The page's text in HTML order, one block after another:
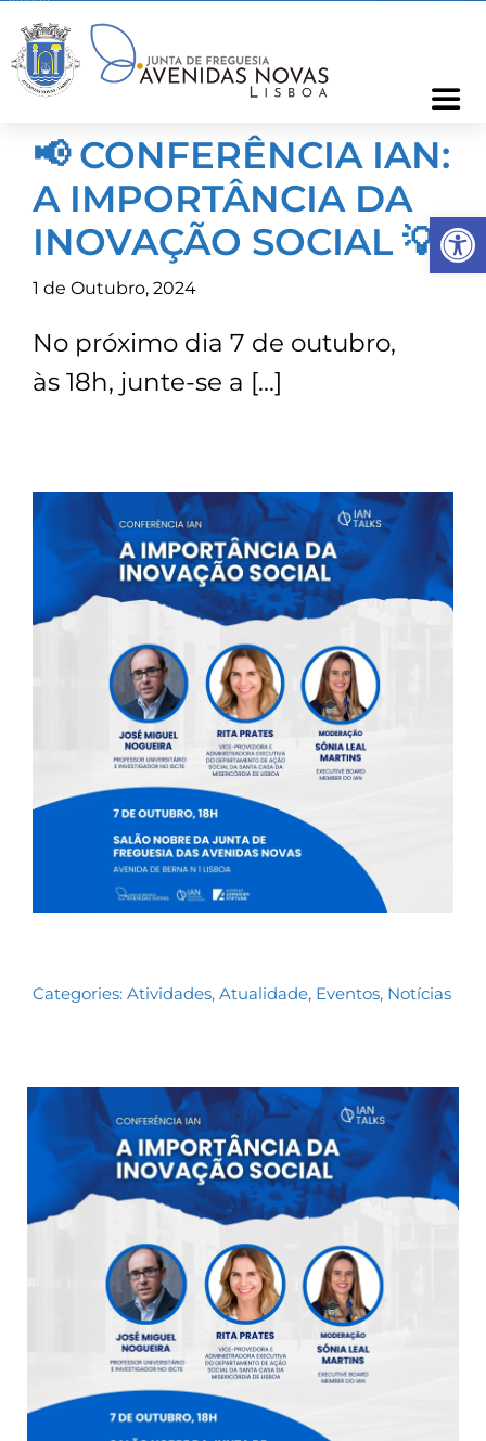
content
Freguesia
Cartão Freguês
Informações
Notícias
Contactos
TRANSPARÊNCIA
📢 CONFERÊNCIA IAN:
A IMPORTÂNCIA DA
INOVAÇÃO SOCIAL 💡
1 de Outubro, 2024
No próximo dia 7 de outubro,
às 18h, junte-se a […]
Categories: Atividades, Atualidade, Eventos, Notícias